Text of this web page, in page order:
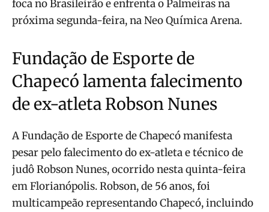
foca no Brasileirão e enfrenta o Palmeiras na
próxima segunda-feira, na Neo Química Arena.
Fundação de Esporte de
Chapecó lamenta falecimento
de ex-atleta Robson Nunes
A Fundação de Esporte de Chapecó manifesta
pesar pelo falecimento do ex-atleta e técnico de
judô Robson Nunes, ocorrido nesta quinta-feira
em Florianópolis. Robson, de 56 anos, foi
multicampeão representando Chapecó, incluindo